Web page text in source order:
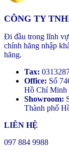
CÔNG TY
Đi đầu trong lĩnh
chính hãng nhập
hãng.
Tax:
Office: Số
Hồ Chí Minh
Showroom:
Thành phố
LIÊN HỆ
097 884 9988